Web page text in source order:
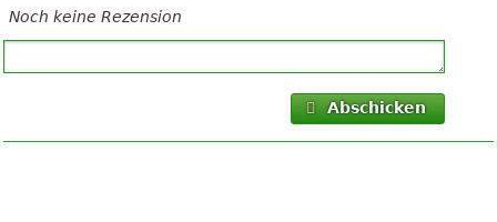
Noch keine Rezension
Abschicken